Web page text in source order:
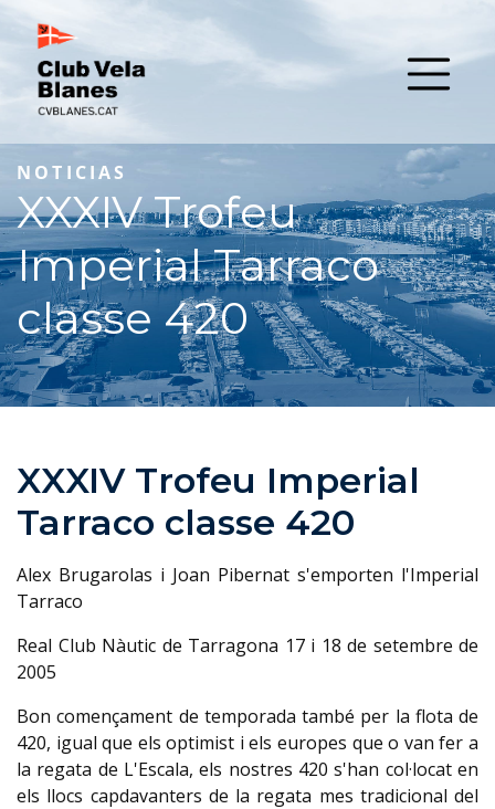
NOTICIAS
XXXIV Trofeu
Imperial Tarraco
classe 420
XXXIV Trofeu Imperial
Tarraco classe 420
Alex Brugarolas i Joan Pibernat s'emporten l'Imperial
Tarraco
Real Club Nàutic de Tarragona 17 i 18 de setembre de
2005
Bon començament de temporada també per la flota de
420, igual que els optimist i els europes que o van fer a
la regata de L'Escala, els nostres 420 s'han col·locat en
els llocs capdavanters de la regata mes tradicional del